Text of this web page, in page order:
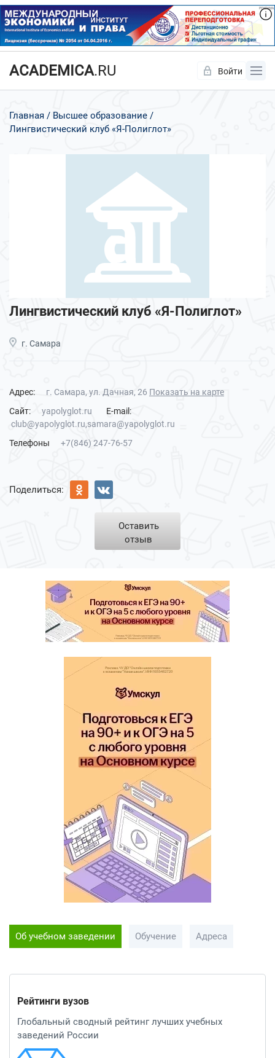
ACADEMICA.RU Войти
Главная
Высшее образование
Лингвистический клуб «Я-Полиглот»
Лингвистический клуб «Я-Полиглот»
г. Самара
Адрес: г. Самара, ул. Дачная, 26 Показать на карте
Сайт:
yapolyglot.ru
E-mail:
club@yapolyglot.ru,samara@yapolyglot.ru
Телефоны
+7(846) 247-76-57
Поделиться:
Оставить
отзыв
Об учебном заведении Обучение Адреса
Рейтинги вузов
Глобальный сводный рейтинг лучших учебных
заведений России
Да Нет